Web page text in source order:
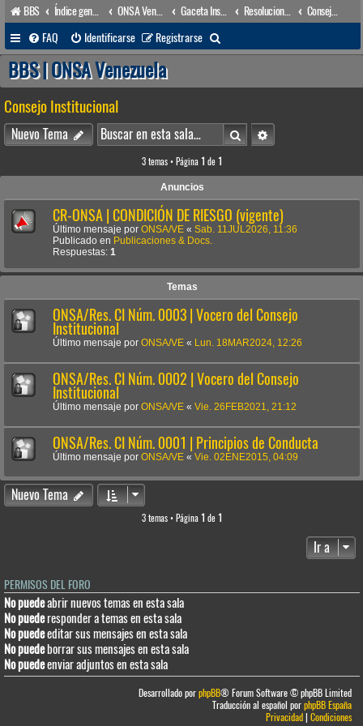
BBS Índice general ONSA Venezuela (acceso público) Gaceta Institucional Resoluciones
Consejo Institucional
FAQ
Identificarse Registrarse
u
a
r
BBS | ONSA Venezuela
Consejo Institucional
Nuevo Tema BuscarBúsqueda avanzada
3 temas • Página 1 de 1
Anuncios
CR-ONSA | CONDICIÓN DE RIESGO (vigente)
Último mensaje por ONSA/VE « Sab. 11JUL2026, 11:36
Publicado en Publicaciones & Docs.
Respuestas: 1
Temas
ONSA/Res. CI Núm. 0003 | Vocero del Consejo
Institucional
Último mensaje por ONSA/VE « Lun. 18MAR2024, 12:26
ONSA/Res. CI Núm. 0002 | Vocero del Consejo
Institucional
Último mensaje por ONSA/VE « Vie. 26FEB2021, 21:12
ONSA/Res. CI Núm. 0001 | Principios de Conducta
Último mensaje por ONSA/VE « Vie. 02ENE2015, 04:09
Nuevo Tema
3 temas • Página 1 de 1
Ir a
PERMISOS DEL FORO
No puedeabrir nuevos temas en esta sala
No puederesponder a temas en esta sala
No puedeeditar sus mensajes en esta sala
No puedeborrar sus mensajes en esta sala
No puedeenviar adjuntos en esta sala
Desarrollado porphpBB® Forum Software © phpBB Limited
Traducción al español porphpBB España
Privacidad|Condiciones